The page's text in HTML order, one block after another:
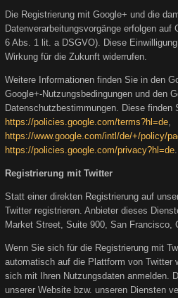
Die Registrierung mit Google+ und die
Datenverarbeitungsvorgänge erfolgen auf
6 Abs. 1 lit. a DSGVO). Diese
Wirkung für die Zukunft widerrufen.
Weitere Informationen finden Sie in den
Google+-Nutzungsbedingungen und den
Datenschutzbestimmungen. Diese finden
https://policies.google.com/terms?hl=de,
https://www.google.com/intl/de/+/policy/
https://policies.google.com/privacy?hl=de.
Registrierung mit Twitter
Statt einer direkten Registrierung auf
Twitter registrieren. Anbieter dieses
Market Street, Suite 900, San Francisco,
Wenn Sie sich für die Registrierung mit
automatisch auf die Plattform von Twitter
sich mit Ihren Nutzungsdaten anmelden.
unserer Website bzw. unseren Diensten